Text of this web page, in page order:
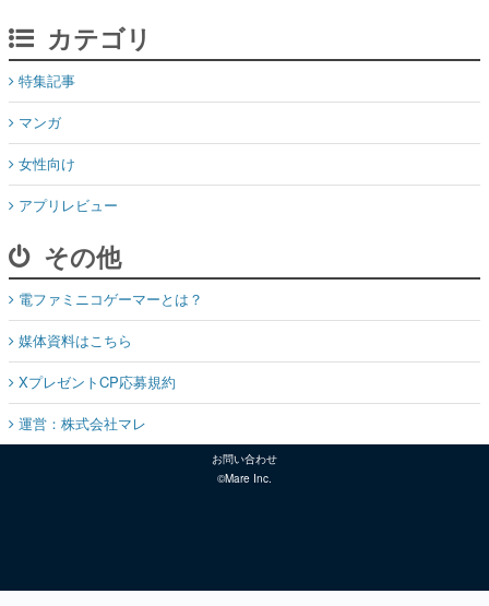
カテゴリ
特集記事
マンガ
女性向け
アプリレビュー
その他
電ファミニコゲーマーとは？
媒体資料はこちら
XプレゼントCP応募規約
運営：株式会社マレ
お問い合わせ
©Mare Inc.